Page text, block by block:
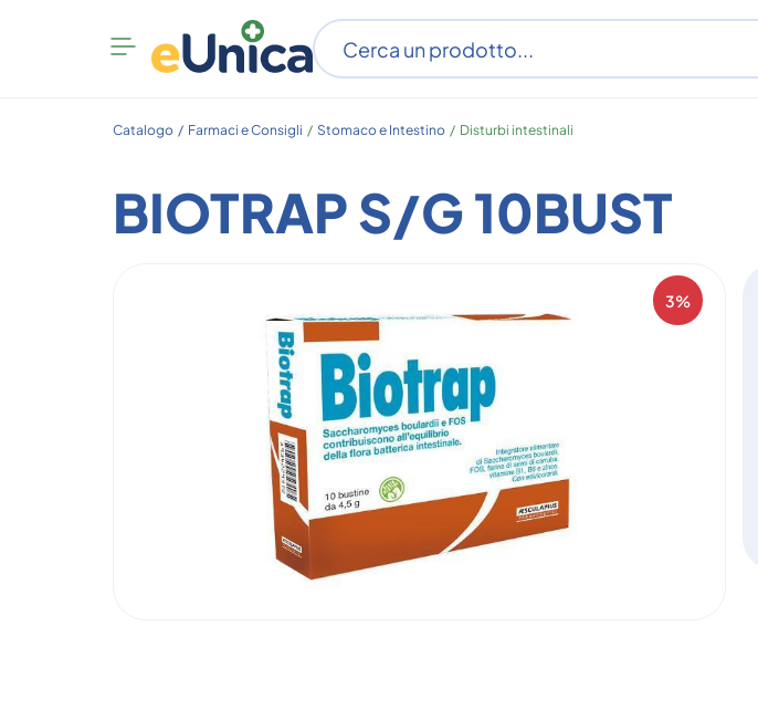
Apri
menu
Catalogo / Farmaci e Consigli / Stomaco e Intestino / Disturbi intestinali
BIOTRAP S/G 10BUST
3%